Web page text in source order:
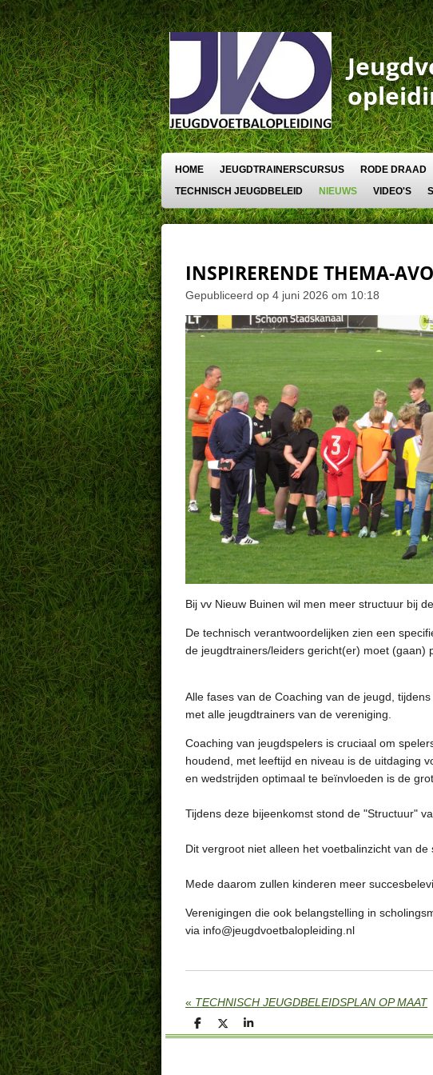
Ga
direct
naar
de
hoofdinhoud
HOME JEUGDTRAINERSCURSUS RODE DRAAD
TECHNISCH JEUGDBELEID
NIEUWS VIDEO'S
INSPIRERENDE THEMA-
Gepubliceerd op 4 juni 2026 om 10:18
Bij vv Nieuw Buinen wil men meer structuur bij
De technisch verantwoordelijken zien een
de jeugdtrainers/leiders gericht(er) moet (gaan)
Alle fases van de Coaching van de jeugd,
met alle jeugdtrainers van de vereniging.
Coaching van jeugdspelers is cruciaal om
houdend, met leeftijd en niveau is de uitdaging
en wedstrijden optimaal te beïnvloeden is de
Tijdens deze bijeenkomst stond de "Structuur"
Dit vergroot niet alleen het voetbalinzicht van
Mede daarom zullen kinderen meer
Verenigingen die ook belangstelling in
via info@jeugdvoetbalopleiding.nl
« TECHNISCH JEUGDBELEIDSPLAN OP MAAT
D
e
D
e
S
h